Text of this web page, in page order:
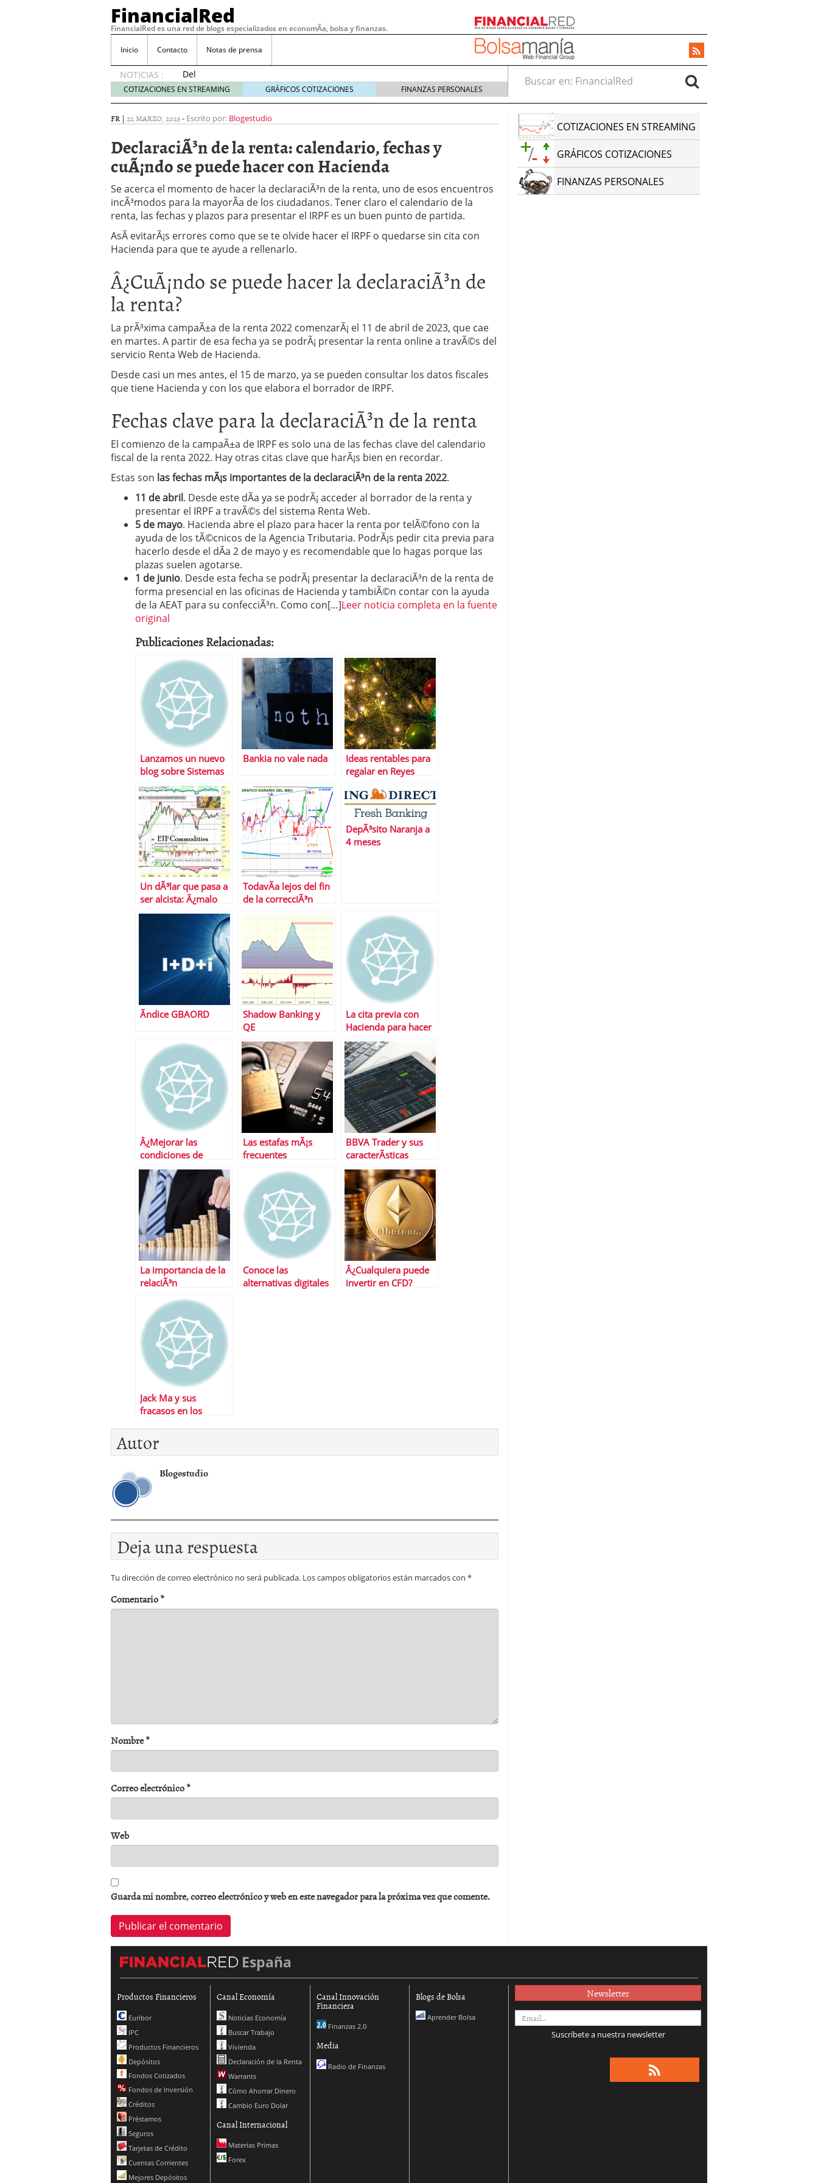
FinancialRed
FinancialRed es una red de blogs especializados en economÃ­a, bolsa y finanzas.
Inicio Contacto Notas de prensa
NOTICIAS :
Del
depósito
a la
cómo
cambiando
gestión
ahorro
en
España
05/08/2026
Seguros de convenio en pymes: la obligación que muchas empresas
descubren cuando ya es demasiado tarde
Operar
29/06/2026
Crear empresa online vs proceso tradicional: ventajas reales para pymes
29/05/2026
26/05/2026
COTIZACIONES EN STREAMING GRÁFICOS COTIZACIONES FINANZAS PERSONALES
Buscar en:
FR | 22 MARZO, 2023- Escrito por: Blogestudio
DeclaraciÃ³n de la renta: calendario, fechas y
cuÃ¡ndo se puede hacer con Hacienda
Se acerca el momento de hacer la declaraciÃ³n de la renta, uno de esos encuentros
incÃ³modos para la mayorÃ­a de los ciudadanos. Tener claro el calendario de la
renta, las fechas y plazos para presentar el IRPF es un buen punto de partida.
AsÃ­ evitarÃ¡s errores como que se te olvide hacer el IRPF o quedarse sin cita con
Hacienda para que te ayude a rellenarlo.
Â¿CuÃ¡ndo se puede hacer la declaraciÃ³n de
la renta?
La prÃ³xima campaÃ±a de la renta 2022 comenzarÃ¡ el 11 de abril de 2023, que cae
en martes. A partir de esa fecha ya se podrÃ¡ presentar la renta online a travÃ©s del
servicio Renta Web de Hacienda.
Desde casi un mes antes, el 15 de marzo, ya se pueden consultar los datos fiscales
que tiene Hacienda y con los que elabora el borrador de IRPF.
Fechas clave para la declaraciÃ³n de la renta
El comienzo de la campaÃ±a de IRPF es solo una de las fechas clave del calendario
fiscal de la renta 2022. Hay otras citas clave que harÃ¡s bien en recordar.
Estas son las fechas mÃ¡s importantes de la declaraciÃ³n de la renta 2022.
11 de abril. Desde este dÃ­a ya se podrÃ¡ acceder al borrador de la renta y
presentar el IRPF a travÃ©s del sistema Renta Web.
5 de mayo. Hacienda abre el plazo para hacer la renta por telÃ©fono con la
ayuda de los tÃ©cnicos de la Agencia Tributaria. PodrÃ¡s pedir cita previa para
hacerlo desde el dÃ­a 2 de mayo y es recomendable que lo hagas porque las
plazas suelen agotarse.
1 de junio. Desde esta fecha se podrÃ¡ presentar la declaraciÃ³n de la renta de
forma presencial en las oficinas de Hacienda y tambiÃ©n contar con la ayuda
de la AEAT para su confecciÃ³n. Como con[…]Leer noticia completa en la fuente
original
Publicaciones Relacionadas:
Lanzamos un nuevo
blog sobre Sistemas
de Trading
Bankia no vale nada
Ideas rentables para
regalar en Reyes
Un dÃ³lar que pasa a
ser alcista: Â¿malo
para materias primas
TodavÃ­a lejos del fin
de la correcciÃ³n
DepÃ³sito Naranja a
4 meses
Ãndice GBAORD
Shadow Banking y
QE
La cita previa con
Hacienda para hacer
la renta
Â¿Mejorar las
condiciones de
financiaciÃ³n de tu
Pyme? comprueba la
oferta de BBVA
Las estafas mÃ¡s
frecuentes
BBVA Trader y sus
caracterÃ­sticas
La importancia de la
relaciÃ³n
Conoce las
alternativas digitales
Â¿Cualquiera puede
invertir en CFD?
Jack Ma y sus
fracasos en los
Autor
Blogestudio
Deja una respuesta
Tu dirección de correo electrónico no será publicada. Los campos obligatorios están marcados con *
Comentario*
Nombre*
Correo electrónico*
Web
Guarda mi nombre, correo electrónico y web en este navegador para la próxima vez que comente.
COTIZACIONES EN STREAMING
GRÁFICOS COTIZACIONES
FINANZAS PERSONALES
España
Productos Financieros
Euribor
IPC
Productos Financieros
Depósitos
Fondos Cotizados
Fondos de Inversión
Créditos
Préstamos
Seguros
Tarjetas de Crédito
Cuentas Corrientes
Mejores Depósitos
Canal Economía
Noticias Economía
Buscar Trabajo
Vivienda
Declaración de la Renta
Warrants
Cómo Ahorrar Dinero
Cambio Euro Dolar
Canal Internacional
Materias Primas
Forex
Canal Innovación
Financiera
Finanzas 2.0
Media
Radio de Finanzas
Blogs de Bolsa
Aprender Bolsa
Newsletter
Suscríbete a nuestra newsletter